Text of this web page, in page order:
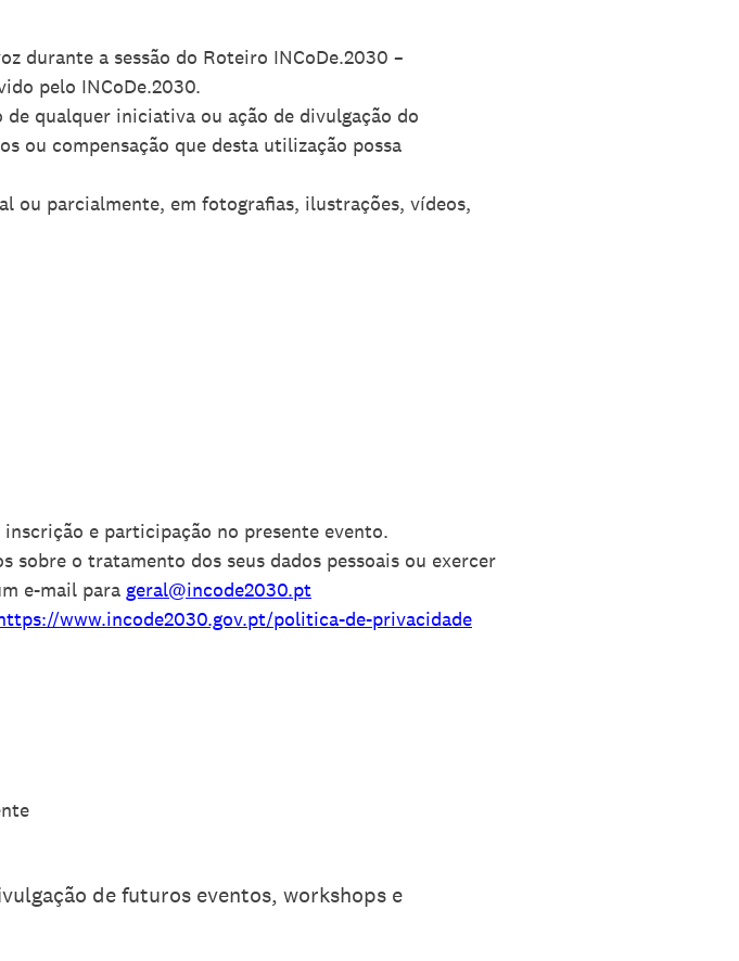
durante a sessão do Roteiro INCoDe.2030 –
pelo INCoDe.2030.
qualquer iniciativa ou ação de divulgação do
ou compensação que desta utilização possa
ou parcialmente, em fotografias, ilustrações, vídeos,
e participação no presente evento.
o tratamento dos seus dados pessoais ou exercer
e-mail para geral@incode2030.pt
www.incode2030.gov.pt/politica-de-privacidade
de futuros eventos, workshops e